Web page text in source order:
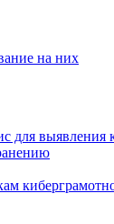
на них
для выявления